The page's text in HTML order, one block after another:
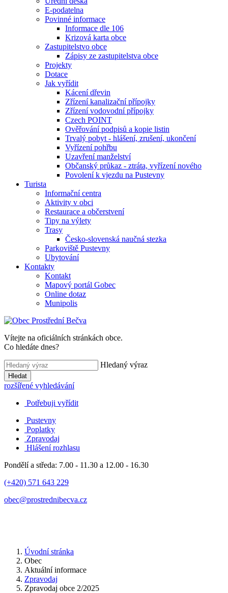
E-podatelna
Povinné informace
Informace dle 106
Krizová karta obce
Zastupitelstvo obce
Zápisy ze zastupitelstva obce
Projekty
Dotace
Jak vyřídit
Kácení dřevin
Zřízení kanalizační přípojky
Zřízení vodovodní přípojky
Czech POINT
Ověřování podpisů a kopie listin
Trvalý pobyt - hlášení, zrušení, ukončení
Vyřízení pohřbu
Uzavření manželství
Občanský průkaz - ztráta, vyřízení nového
Povolení k vjezdu na Pustevny
Turista
Informační centra
Aktivity v obci
Restaurace a občerstvení
Tipy na výlety
Trasy
Česko-slovenská naučná stezka
Parkoviště Pustevny
Ubytování
Kontakty
Kontakt
Mapový portál Gobec
Online dotaz
Munipolis
Vítejte na oficiálních stránkách obce.
Co hledáte dnes?
Hledaný výraz
Hledat
rozšířené vyhledávání
Potřebuji vyřídit
Pustevny
Poplatky
Zpravodaj
Hlášení rozhlasu
Pondělí a středa: 7.00 - 11.30 a 12.00 - 16.30
(+420) 571 643 229
obec@prostrednibecva.cz
Úvodní stránka
Obec
Aktuální informace
Zpravodaj
Zpravodaj obce 2/2025